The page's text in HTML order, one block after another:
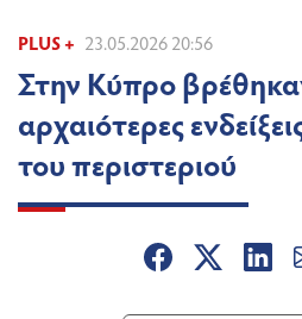
PLUS + 23.05.2026 20:56
Στην Κύπρο
αρχαιότερες
του περιστεριού